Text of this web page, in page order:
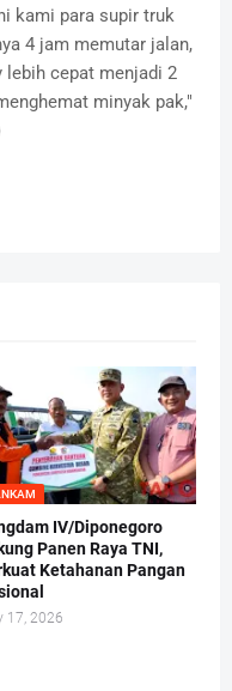
kami para supir truk
4 jam memutar jalan,
lebih cepat menjadi 2
minyak pak,"
IV/Diponegoro
Panen Raya TNI,
Ketahanan Pangan
17, 2026